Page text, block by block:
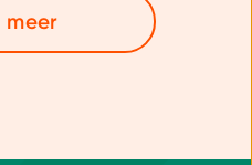
meer